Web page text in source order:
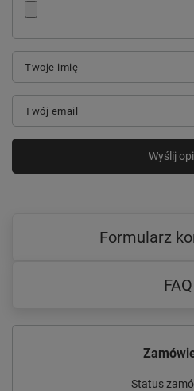
Twoje imię
Twój email
Wyślij
Formularz
FAQ
Status